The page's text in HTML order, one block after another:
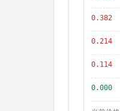
0.382
0.214
0.114
0.000